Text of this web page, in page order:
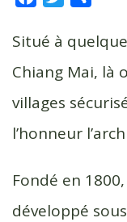
c
b
o
k
e
r
a
g
r
Situé à
Chiang Mai, là
villages
l’honneur
Fondé en
développé